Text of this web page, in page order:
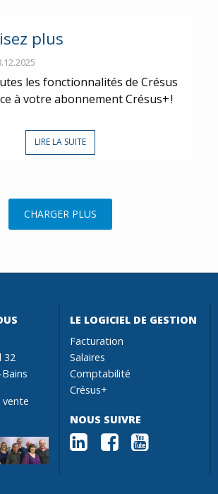
plus
les fonctionnalités de Crésus
à votre abonnement Crésus+ !
LIRE LA SUITE
CHARGER PLUS
32
LE LOGICIEL DE GESTION
Facturation
Salaires
Comptabilité
Crésus+
NOUS SUIVRE